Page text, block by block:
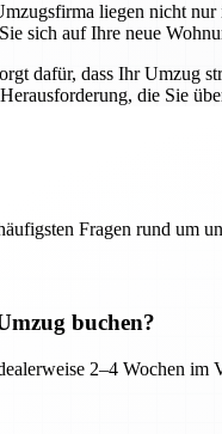
liegen nicht
sich auf Ihre neue
dafür, dass Ihr Umzug
die Sie
Fragen rund um
buchen?
2–4 Wochen